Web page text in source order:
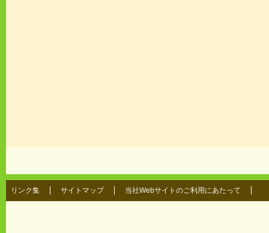
リンク集 サイトマップ 当社Webサイトのご利用にあたって